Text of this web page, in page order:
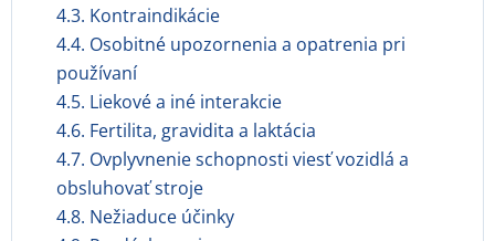
4.3. Kontraindikácie
4.4. Osobitné upozornenia a opatrenia pri
používaní
4.5. Liekové a iné interakcie
4.6. Fertilita, gravidita a laktácia
4.7. Ovplyvnenie schopnosti viesť vozidlá a
obsluhovať stroje
4.8. Nežiaduce účinky